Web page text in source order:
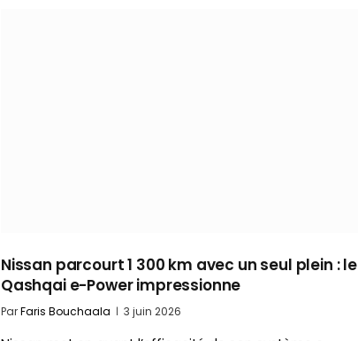
Nissan parcourt 1 300 km avec un seul plein : le
Qashqai e-Power impressionne
ParFaris Bouchaala 3 juin 2026